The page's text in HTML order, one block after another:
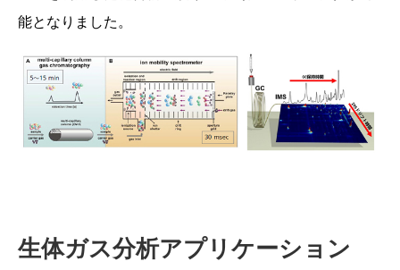
能となりました。
生体ガス分析アプリケーション